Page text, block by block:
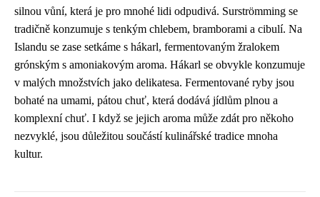
silnou vůní, která je pro mnohé lidi odpudivá. Surströmming se
tradičně konzumuje s tenkým chlebem, bramborami a cibulí. Na
Islandu se zase setkáme s hákarl, fermentovaným žralokem
grónským s amoniakovým aroma. Hákarl se obvykle konzumuje
v malých množstvích jako delikatesa. Fermentované ryby jsou
bohaté na umami, pátou chuť, která dodává jídlům plnou a
komplexní chuť. I když se jejich aroma může zdát pro někoho
nezvyklé, jsou důležitou součástí kulinářské tradice mnoha
kultur.